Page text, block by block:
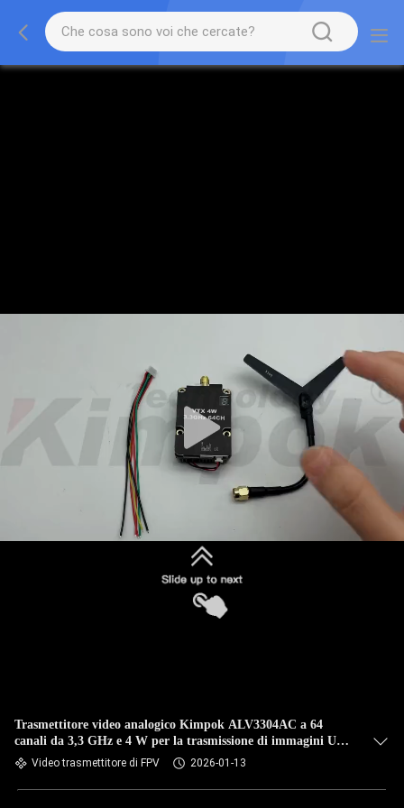
Trasmettitore video analogico Kimpok ALV3304AC a 64
canali da 3,3 GHz e 4 W per la trasmissione di immagini UAV
a lunga distanza
Video trasmettitore di FPV 2026-01-13